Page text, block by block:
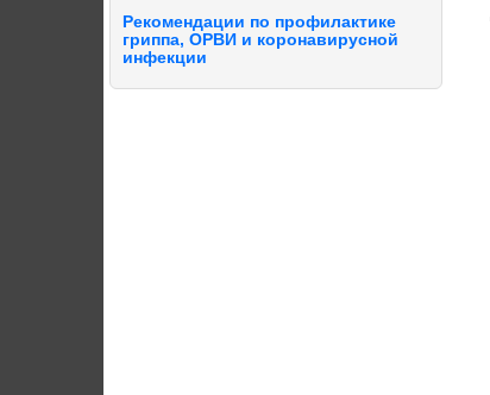
Рекомендации по профилактике
гриппа, ОРВИ и коронавирусной
инфекции